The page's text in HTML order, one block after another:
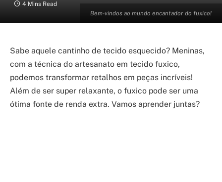
Bem-vindos ao mundo encantador do fuxico!
4 Mins Read
Sabe aquele cantinho de tecido esquecido? Meninas,
com a técnica do artesanato em tecido fuxico,
podemos transformar retalhos em peças incríveis!
Além de ser super relaxante, o fuxico pode ser uma
ótima fonte de renda extra. Vamos aprender juntas?